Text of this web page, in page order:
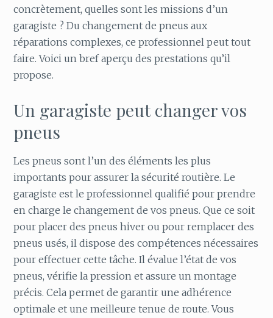
concrètement, quelles sont les missions d’un
garagiste ? Du changement de pneus aux
réparations complexes, ce professionnel peut tout
faire. Voici un bref aperçu des prestations qu’il
propose.
Un garagiste peut changer vos
pneus
Les pneus sont l’un des éléments les plus
importants pour assurer la sécurité routière. Le
garagiste est le professionnel qualifié pour prendre
en charge le changement de vos pneus. Que ce soit
pour placer des pneus hiver ou pour remplacer des
pneus usés, il dispose des compétences nécessaires
pour effectuer cette tâche. Il évalue l’état de vos
pneus, vérifie la pression et assure un montage
précis. Cela permet de garantir une adhérence
optimale et une meilleure tenue de route. Vous